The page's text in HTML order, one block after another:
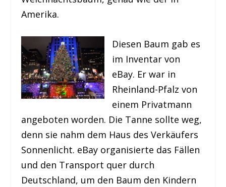
Amerika.
Diesen Baum gab es
im Inventar von
eBay. Er war in
Rheinland-Pfalz von
einem Privatmann
angeboten worden. Die Tanne sollte weg,
denn sie nahm dem Haus des Verkäufers
Sonnenlicht. eBay organisierte das Fällen
und den Transport quer durch
Deutschland, um den Baum den Kindern